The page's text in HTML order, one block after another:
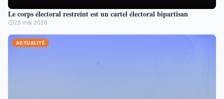
Le corps électoral restreint est un cartel électoral bipartisan
25 mai 2026
ACTUALITÉ